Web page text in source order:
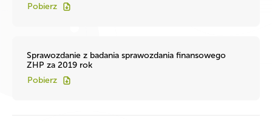
Pobierz
Sprawozdanie z badania sprawozdania finansowego
ZHP za 2019 rok
Pobierz